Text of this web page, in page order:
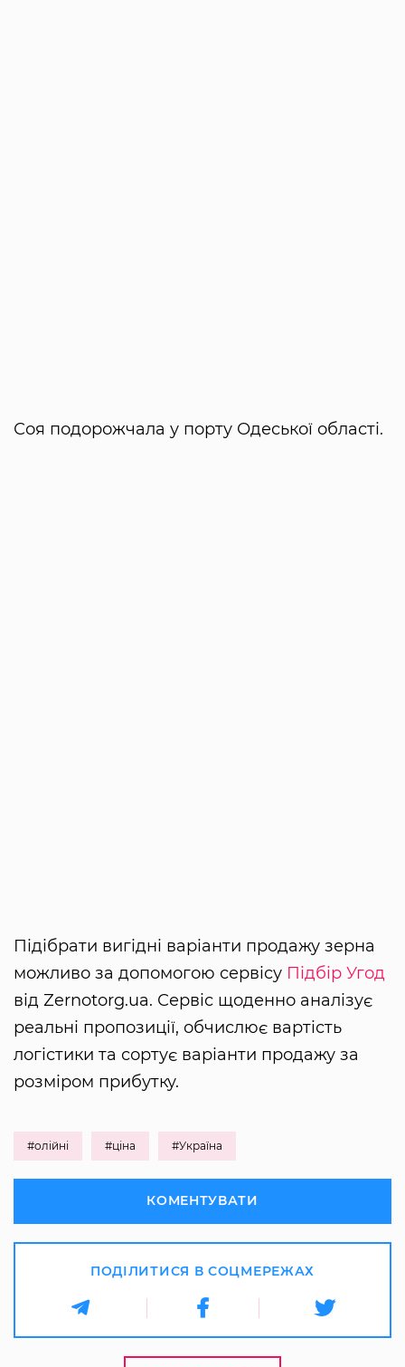
Соя подорожчала у порту Одеської області.
Підібрати вигідні варіанти продажу зерна
можливо за допомогою сервісу Підбір Угод
від Zernotorg.ua. Сервіс щоденно аналізує
реальні пропозиції, обчислює вартість
логістики та сортує варіанти продажу за
розміром прибутку.
#олійні #ціна #Україна
КОМЕНТУВАТИ
ПОДІЛИТИСЯ В СОЦМЕРЕЖАХ